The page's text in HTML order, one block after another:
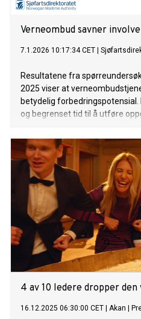
Verneombud savner
7.1.2026 10:17:34 CET
Resultatene fra
2025 viser at
betydelig forbedringspotensial.
og begrenset tid til å utføre
4 av 10 ledere dropper
16.12.2025 06:30:00 CET Akan